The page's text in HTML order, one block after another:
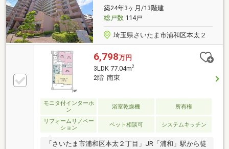
築24年3ヶ月/13階建
総戸数114戸
埼玉県さいたま市浦和区本太２
6,798万円
3LDK 77.04m2
2階 南東
モニタ付インターホ
ン
浴室乾燥機 所有権
リフォームリノベー
ション
ペット相談可 システムキッチン
「さいたま市浦和区本太２丁目」JR「浦和」駅から徒